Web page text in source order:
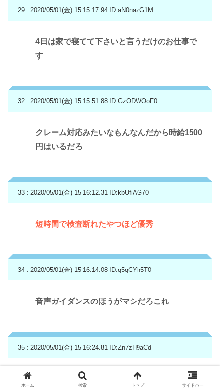
29 : 2020/05/01(金) 15:15:17.94 ID:aN0nazG1M
4日は家で寝てて下さいと言うだけのお仕事で
す
32 : 2020/05/01(金) 15:15:51.88 ID:GzODWOoF0
クレーム対応みたいなもんなんだから時給1500
円はいるだろ
33 : 2020/05/01(金) 15:16:12.31 ID:kbUfiAG70
短時間で検査断れたやつほど優秀
34 : 2020/05/01(金) 15:16:14.08 ID:q5qCYh5T0
音声ガイダンスのほうがマシだろこれ
35 : 2020/05/01(金) 15:16:24.81 ID:Zn7zH9aCd
コールセンターと考えると時給安すぎだろ
ホーム 検索 トップ サイドバー